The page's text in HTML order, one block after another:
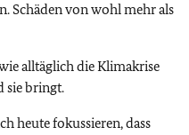
Schäden von wohl mehr als
alltäglich die Klimakrise
sie bringt.
heute fokussieren, dass